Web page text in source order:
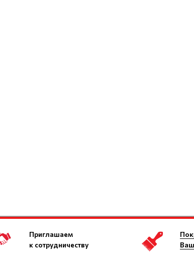
Приглашаем
к сотрудничеству